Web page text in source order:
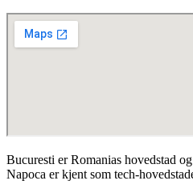
Bucuresti er Romanias hovedstad
Napoca er kjent som tech-